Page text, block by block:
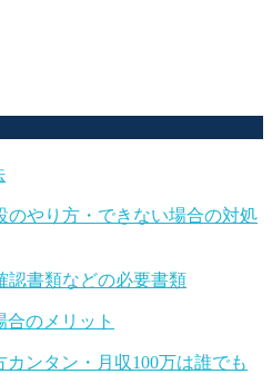
のやり方・できない場合の対処
認書類などの必要書類
のメリット
ンタン・月収100万は誰でも